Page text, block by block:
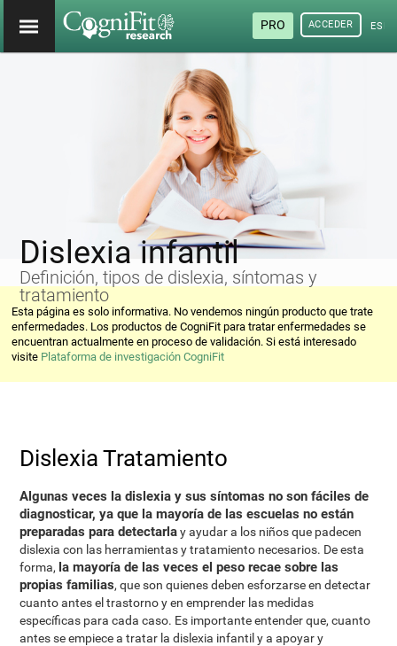
PRO ACCEDER
Dislexia infantil
Definición, tipos de dislexia, síntomas y
tratamiento
Esta página es solo informativa. No vendemos ningún producto que trate
enfermedades. Los productos de CogniFit para tratar enfermedades se
encuentran actualmente en proceso de validación. Si está interesado
visite Plataforma de investigación CogniFit
Dislexia Tratamiento
Algunas veces la dislexia y sus síntomas no son fáciles de
diagnosticar, ya que la mayoría de las escuelas no están
preparadas para detectarlay ayudar a los niños que padecen
dislexia con las herramientas y tratamiento necesarios. De esta
forma, la mayoría de las veces el peso recae sobre las
propias familias, que son quienes deben esforzarse en detectar
cuanto antes el trastorno y en emprender las medidas
específicas para cada caso. Es importante entender que, cuanto
antes se empiece a tratar la dislexia infantil y a apoyar y